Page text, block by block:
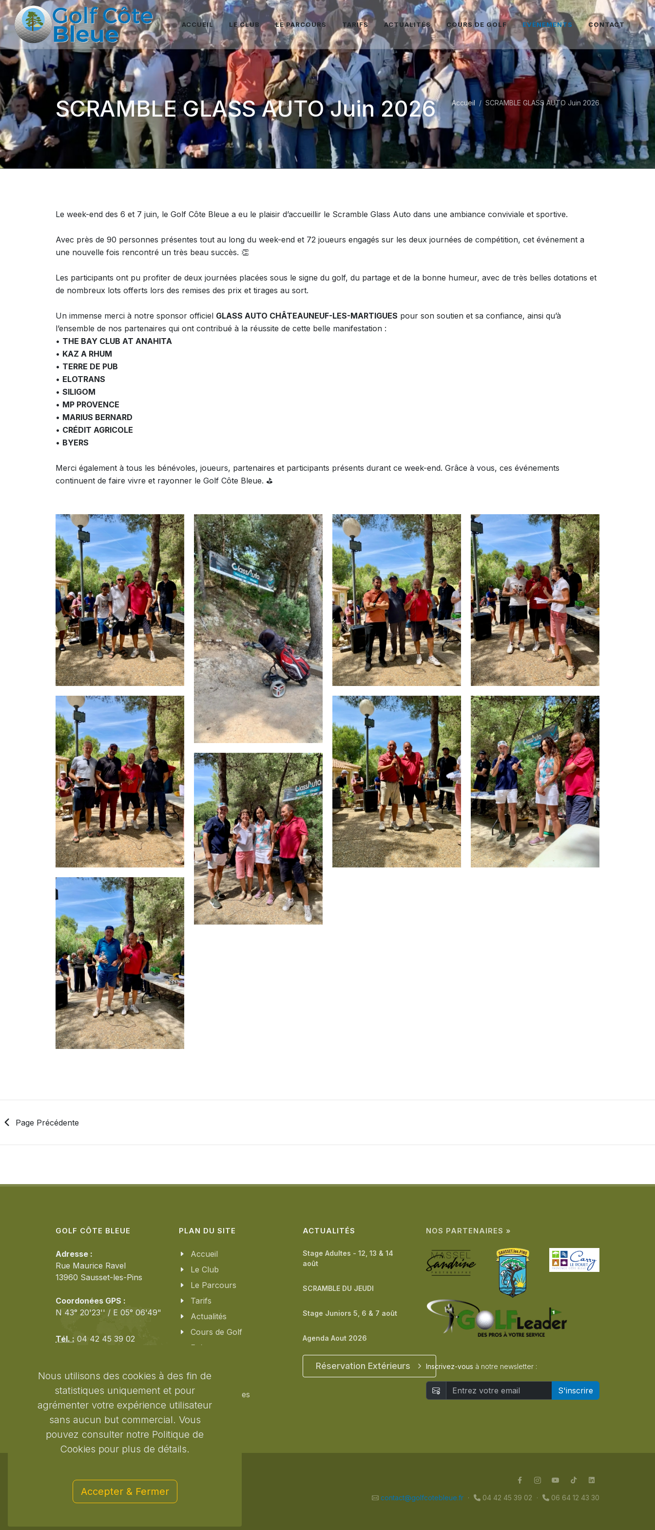
Nous utilisons des cookies à des fin de
statistiques uniquement et pour
agrémenter votre expérience utilisateur
sans aucun but commercial. Vous
pouvez consulter notre Politique de
Cookies pour plus de détails.
Accepter & Fermer
ACCUEIL LE CLUB LE PARCOURS TARIFS ACTUALITÉS COURS DE GOLF EVÈNEMENTS CONTACT
SCRAMBLE GLASS AUTO Juin 2026 Accueil SCRAMBLE GLASS AUTO Juin 2026
Le week-end des 6 et 7 juin, le Golf Côte Bleue a eu le plaisir d’accueillir le Scramble Glass Auto dans une ambiance conviviale et sportive.
Avec près de 90 personnes présentes tout au long du week-end et 72 joueurs engagés sur les deux journées de compétition, cet événement a
une nouvelle fois rencontré un très beau succès. 👏
Les participants ont pu profiter de deux journées placées sous le signe du golf, du partage et de la bonne humeur, avec de très belles dotations et
de nombreux lots offerts lors des remises des prix et tirages au sort.
Un immense merci à notre sponsor officiel GLASS AUTO CHÂTEAUNEUF-LES-MARTIGUES pour son soutien et sa confiance, ainsi qu’à
l’ensemble de nos partenaires qui ont contribué à la réussite de cette belle manifestation :
• THE BAY CLUB AT ANAHITA
• KAZ A RHUM
• TERRE DE PUB
• ELOTRANS
• SILIGOM
• MP PROVENCE
• MARIUS BERNARD
• CRÉDIT AGRICOLE
• BYERS
Merci également à tous les bénévoles, joueurs, partenaires et participants présents durant ce week-end. Grâce à vous, ces événements
continuent de faire vivre et rayonner le Golf Côte Bleue. ⛳
Page Précédente
GOLF CÔTE BLEUE
Adresse :
Rue Maurice Ravel
13960 Sausset-les-Pins
Coordonées GPS :
N 43° 20'23'' / E 05° 06'49"
Tél. : 04 42 45 39 02
contact@golfcotebleue.fr
Réservation Membres
PLAN DU SITE
Accueil
Le Club
Le Parcours
Tarifs
Actualités
Cours de Golf
Evènements
Plan d'accès
Nos partenaires
ACTUALITÉS
Stage Adultes - 12, 13 & 14
août
SCRAMBLE DU JEUDI
Stage Juniors 5, 6 & 7 août
Agenda Aout 2026
Réservation Extérieurs
NOS PARTENAIRES »
Inscrivez-vous à notre newsletter :
S'inscrire
Copyrights © 2026 tous droits réservés Golf Côte Bleue
Mentions légales / Politique de confidentialité
contact@golfcotebleue.fr · 04 42 45 39 02 · 06 64 12 43 30